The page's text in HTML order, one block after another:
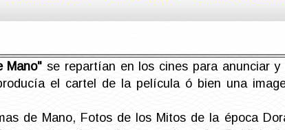
Mano" se repartían en los cines para anunciar
el cartel de la película ó bien una
de Mano, Fotos de los Mitos de la época